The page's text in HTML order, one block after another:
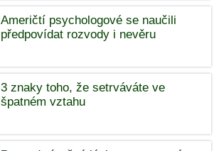
Američtí psychologové se naučili
předpovídat rozvody i nevěru
3 znaky toho, že setrváváte ve
špatném vztahu